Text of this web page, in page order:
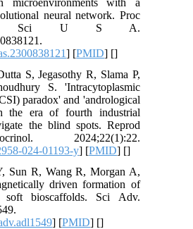
microenvironments with a
neural network. Proc
Sci U S A.
] [PMID] [
S, Jegasothy R, Slama P,
S. 'Intracytoplasmic
paradox' and 'andrological
the era of fourth industrial
the blind spots. Reprod
2024;22(1):22.
024-01193-y] [PMID] [
Sun R, Wang R, Morgan A,
driven formation of
soft bioscaffolds. Sci Adv.
] [PMID] [